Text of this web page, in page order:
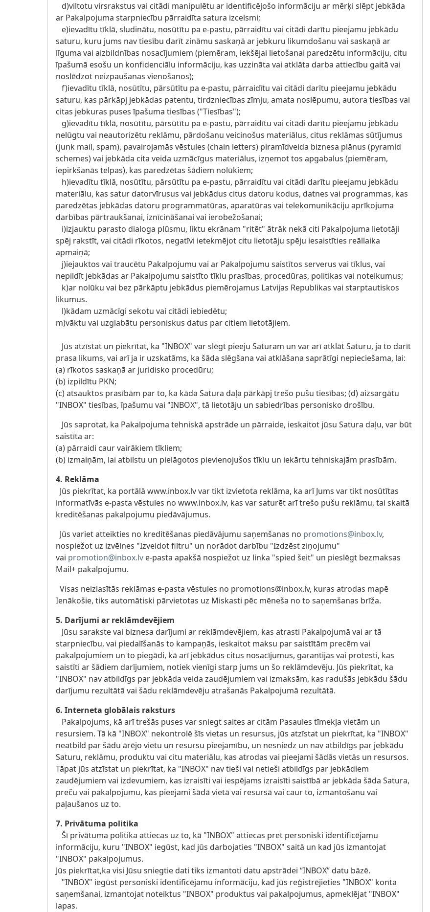
d)viltotu virsrakstus vai citādi manipulētu ar identificējošo informāciju ar mērķi slēpt jebkāda
ar Pakalpojuma starpniecību pārraidīta satura izcelsmi;
e)ievadītu tīklā, sludinātu, nosūtītu pa e-pastu, pārraidītu vai citādi darītu pieejamu jebkādu
saturu, kuru jums nav tiesību darīt zināmu saskaņā ar jebkuru likumdošanu vai saskaņā ar
līguma vai aizbildnības nosacījumiem (piemēram, iekšējai lietošanai paredzētu informāciju, citu
īpašumā esošu un konfidenciālu informāciju, kas uzzināta vai atklāta darba attiecību gaitā vai
noslēdzot neizpaušanas vienošanos);
f)ievadītu tīklā, nosūtītu, pārsūtītu pa e-pastu, pārraidītu vai citādi darītu pieejamu jebkādu
saturu, kas pārkāpj jebkādas patentu, tirdzniecības zīmju, amata noslēpumu, autora tiesības vai
citas jebkuras puses īpašuma tiesības ("Tiesības");
g)ievadītu tīklā, nosūtītu, pārsūtītu pa e-pastu, pārraidītu vai citādi darītu pieejamu jebkādu
nelūgtu vai neautorizētu reklāmu, pārdošanu veicinošus materiālus, citus reklāmas sūtījumus
(junk mail, spam), pavairojamās vēstules (chain letters) piramīdveida biznesa plānus (pyramid
schemes) vai jebkāda cita veida uzmācīgus materiālus, izņemot tos apgabalus (piemēram,
iepirkšanās telpas), kas paredzētas šādiem nolūkiem;
h)ievadītu tīklā, nosūtītu, pārsūtītu pa e-pastu, pārraidītu vai citādi darītu pieejamu jebkādu
materiālu, kas satur datorvīrusus vai jebkādus citus datoru kodus, datnes vai programmas, kas
paredzētas jebkādas datoru programmatūras, aparatūras vai telekomunikāciju aprīkojuma
darbības pārtraukšanai, iznīcināšanai vai ierobežošanai;
i)izjauktu parasto dialoga plūsmu, liktu ekrānam "ritēt" ātrāk nekā citi Pakalpojuma lietotāji
spēj rakstīt, vai citādi rīkotos, negatīvi ietekmējot citu lietotāju spēju iesaistīties reāllaika
apmaiņā;
j)iejauktos vai traucētu Pakalpojumu vai ar Pakalpojumu saistītos serverus vai tīklus, vai
nepildīt jebkādas ar Pakalpojumu saistīto tīklu prasības, procedūras, politikas vai noteikumus;
k)ar nolūku vai bez pārkāptu jebkādus piemērojamus Latvijas Republikas vai starptautiskos
likumus.
l)kādam uzmācīgi sekotu vai citādi iebiedētu;
m)vāktu vai uzglabātu personiskus datus par citiem lietotājiem.
Jūs atzīstat un piekrītat, ka "INBOX" var slēgt pieeju Saturam un var arī atklāt Saturu, ja to darīt
prasa likums, vai arī ja ir uzskatāms, ka šāda slēgšana vai atklāšana saprātīgi nepieciešama, lai:
(a) rīkotos saskaņā ar juridisko procedūru;
(b) izpildītu PKN;
(c) atsauktos prasībām par to, ka kāda Satura daļa pārkāpj trešo pušu tiesības; (d) aizsargātu
"INBOX" tiesības, īpašumu vai "INBOX", tā lietotāju un sabiedrības personisko drošību.
Jūs saprotat, ka Pakalpojuma tehniskā apstrāde un pārraide, ieskaitot jūsu Satura daļu, var būt
saistīta ar:
(a) pārraidi caur vairākiem tīkliem;
(b) izmaiņām, lai atbilstu un pielāgotos pievienojušos tīklu un iekārtu tehniskajām prasībām.
4. Reklāma
Jūs piekrītat, ka portālā www.inbox.lv var tikt izvietota reklāma, ka arī Jums var tikt nosūtītas
informatīvās e-pasta vēstules no www.inbox.lv, kas var saturēt arī trešo pušu reklāmu, tai skaitā
kreditēšanas pakalpojumu piedāvājumus.
Jūs variet atteikties no kreditēšanas piedāvājumu saņemšanas no promotions@inbox.lv,
nospiežot uz izvēlnes "Izveidot filtru" un norādot darbību "Izdzēst ziņojumu"
vai promotion@inbox.lv e-pasta apakšā nospiežot uz linka "spied šeit" un pieslēgt bezmaksas
Mail+ pakalpojumu.
Visas neizlasītās reklāmas e-pasta vēstules no promotions@inbox.lv, kuras atrodas mapē
Ienākošie, tiks automātiski pārvietotas uz Miskasti pēc mēneša no to saņemšanas brīža.
5. Darījumi ar reklāmdevējiem
Jūsu sarakste vai biznesa darījumi ar reklāmdevējiem, kas atrasti Pakalpojumā vai ar tā
starpniecību, vai piedalīšanās to kampaņās, ieskaitot maksu par saistītām precēm vai
pakalpojumiem un to piegādi, kā arī jebkādus citus nosacījumus, garantijas vai protesti, kas
saistīti ar šādiem darījumiem, notiek vienīgi starp jums un šo reklāmdevēju. Jūs piekrītat, ka
"INBOX" nav atbildīgs par jebkāda veida zaudējumiem vai izmaksām, kas radušās jebkādu šādu
darījumu rezultātā vai šādu reklāmdevēju atrašanās Pakalpojumā rezultātā.
6. Interneta globālais raksturs
Pakalpojums, kā arī trešās puses var sniegt saites ar citām Pasaules tīmekļa vietām un
resursiem. Tā kā "INBOX" nekontrolē šīs vietas un resursus, jūs atzīstat un piekrītat, ka "INBOX"
neatbild par šādu ārējo vietu un resursu pieejamību, un nesniedz un nav atbildīgs par jebkādu
Saturu, reklāmu, produktu vai citu materiālu, kas atrodas vai pieejami šādās vietās un resursos.
Tāpat jūs atzīstat un piekrītat, ka "INBOX" nav tieši vai netieši atbildīgs par jebkādiem
zaudējumiem vai izdevumiem, kas izraisīti vai iespējams izraisīti saistībā ar jebkāda šāda Satura,
preču vai pakalpojumu, kas pieejami šādā vietā vai resursā vai caur to, izmantošanu vai
paļaušanos uz to.
7. Privātuma politika
Šī privātuma politika attiecas uz to, kā "INBOX" attiecas pret personiski identificējamu
informāciju, kuru "INBOX" iegūst, kad jūs darbojaties "INBOX" saitā un kad jūs izmantojat
"INBOX" pakalpojumus.
Jūs piekrītat,ka visi Jūsu sniegtie dati tiks izmantoti datu apstrādei “INBOX” datu bāzē.
"INBOX" iegūst personiski identificējamu informāciju, kad jūs reģistrējieties "INBOX" konta
saņemšanai, izmantojat noteiktus "INBOX" produktus vai pakalpojumus, apmeklējat "INBOX"
lapas.